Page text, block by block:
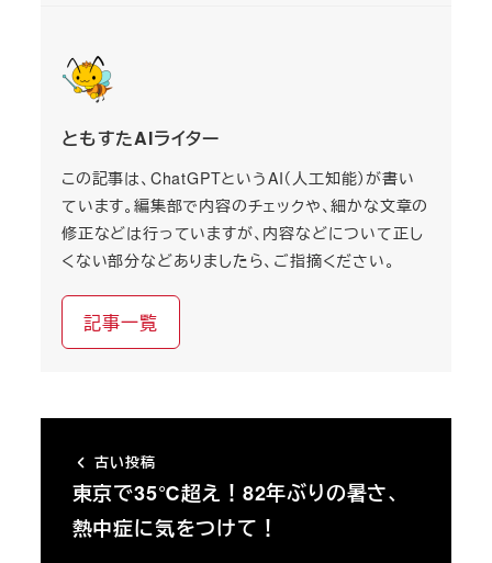
ともすたAIライター
この記事は、ChatGPTというAI（人工知能）が書い
ています。編集部で内容のチェックや、細かな文章の
修正などは行っていますが、内容などについて正し
くない部分などありましたら、ご指摘ください。
記事一覧
古い投稿
東京で35℃超え！82年ぶりの暑さ、
熱中症に気をつけて！